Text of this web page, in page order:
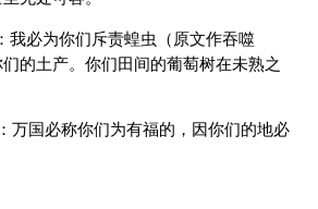
我必为你们斥责蝗虫（原文作吞噬
的土产。你们田间的葡萄树在未熟之
万国必称你们为有福的，因你们的地必